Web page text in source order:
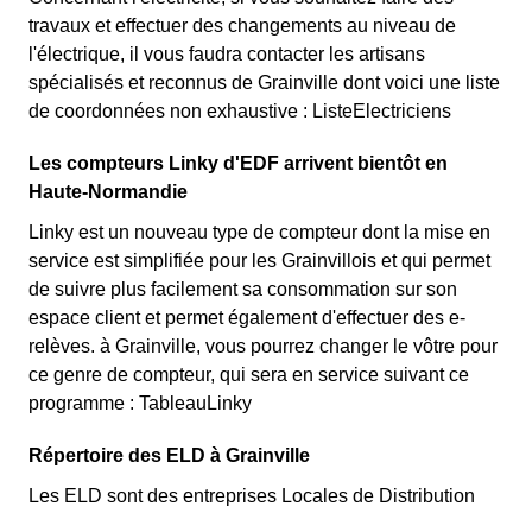
travaux et effectuer des changements au niveau de
l'électrique, il vous faudra contacter les artisans
spécialisés et reconnus de Grainville dont voici une liste
de coordonnées non exhaustive : ListeElectriciens
Les compteurs Linky d'EDF arrivent bientôt en
Haute-Normandie
Linky est un nouveau type de compteur dont la mise en
service est simplifiée pour les Grainvillois et qui permet
de suivre plus facilement sa consommation sur son
espace client et permet également d'effectuer des e-
relèves. à Grainville, vous pourrez changer le vôtre pour
ce genre de compteur, qui sera en service suivant ce
programme : TableauLinky
Répertoire des ELD à Grainville
Les ELD sont des entreprises Locales de Distribution